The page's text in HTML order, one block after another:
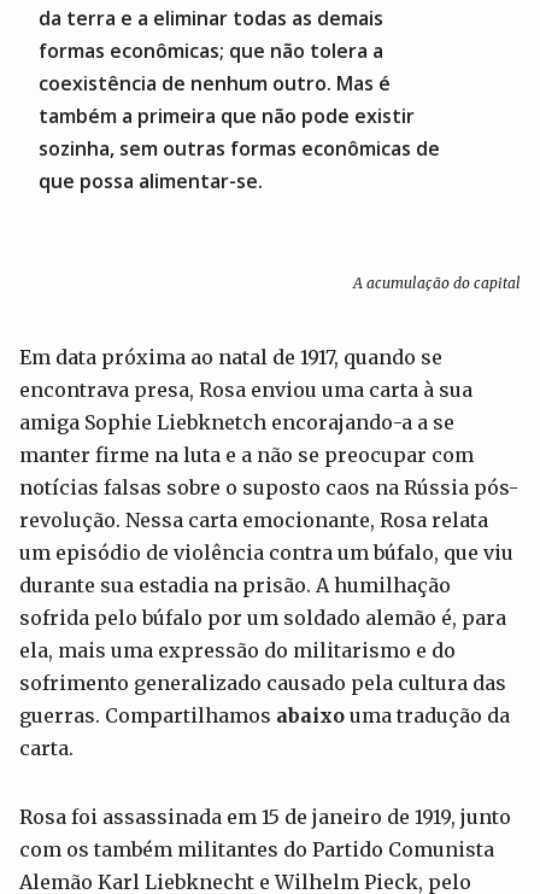
da terra e a eliminar todas as demais
formas econômicas; que não tolera a
coexistência de nenhum outro. Mas é
também a primeira que não pode existir
sozinha, sem outras formas econômicas de
que possa alimentar-se.
A acumulação do capital
Em data próxima ao natal de 1917, quando se
encontrava presa, Rosa enviou uma carta à sua
amiga Sophie Liebknetch encorajando-a a se
manter firme na luta e a não se preocupar com
notícias falsas sobre o suposto caos na Rússia pós-
revolução. Nessa carta emocionante, Rosa relata
um episódio de violência contra um búfalo, que viu
durante sua estadia na prisão. A humilhação
sofrida pelo búfalo por um soldado alemão é, para
ela, mais uma expressão do militarismo e do
sofrimento generalizado causado pela cultura das
guerras. Compartilhamos abaixo uma tradução da
carta.
Rosa foi assassinada em 15 de janeiro de 1919, junto
com os também militantes do Partido Comunista
Alemão Karl Liebknecht e Wilhelm Pieck, pelo